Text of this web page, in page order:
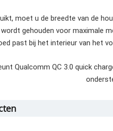
moet u de breedte van de
gehouden voor maximale
past bij het interieur van het
Qualcomm QC 3.0 quick